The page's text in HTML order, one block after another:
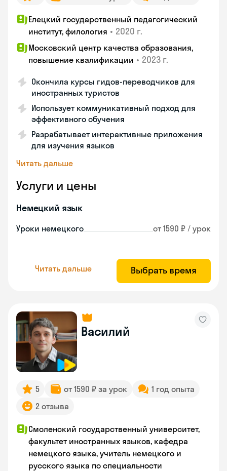
Елецкий государственный педагогический
институт, филология • 2020 г.
Московский центр качества образования,
повышение квалификации • 2023 г.
Окончила курсы гидов-переводчиков для
иностранных туристов
Использует коммуникативный подход для
эффективного обучения
Разрабатывает интерактивные приложения
для изучения языков
Читать дальше
Услуги и цены
Немецкий язык
Уроки немецкого от 1590 ₽ / урок
Читать дальше Выбрать время
Василий
5 от 1590 ₽ за урок
1 год опыта
2 отзыва
Смоленский государственный университет,
факультет иностранных языков, кафедра
немецкого языка, учитель немецкого и
русского языка по специальности